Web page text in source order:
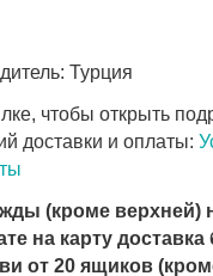
Турция
чтобы открыть
доставки и оплаты:
(кроме верхней)
на карту доставка
от 20 ящиков